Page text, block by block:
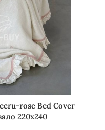
rose Bed Cover
220х240